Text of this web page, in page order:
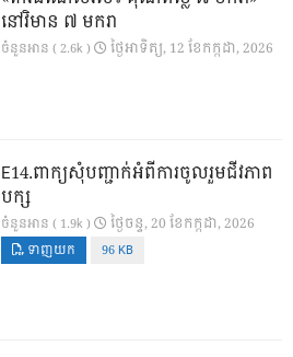
នៅវិមាន ៧ មករា
ចំនួនអាន ( 2.6k ) ថ្ងៃ​អាទិត្យ, 12 ខែ​កក្កដា, 2026
E14.ពាក្យសុំបញ្ជាក់អំពីការចូលរួមជីវភាព
បក្ស
ចំនួនអាន ( 1.9k ) ថ្ងៃ​ចន្ទ, 20 ខែ​កក្កដា, 2026
ទាញយក 96 KB